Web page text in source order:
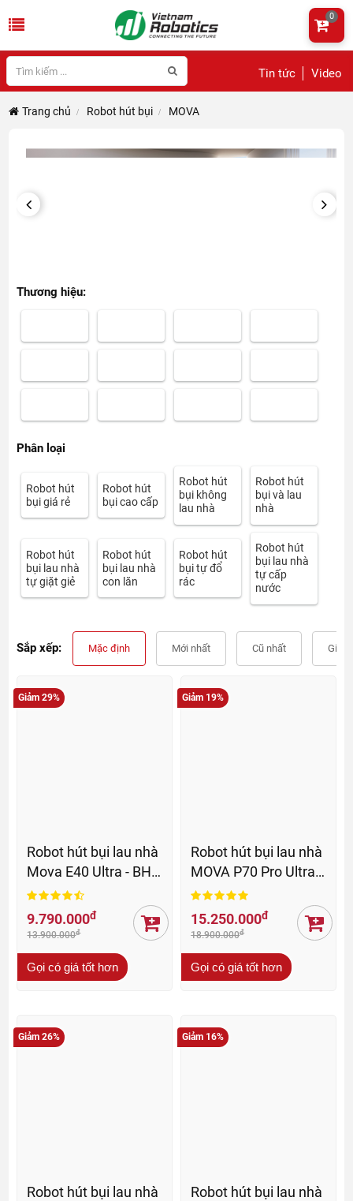
Tin tức Video
0
Trang chủ Robot hút bụi MOVA
PREVIOUS NEXT
Thương hiệu:
Phân loại
Robot hút
bụi giá rẻ
Robot hút
bụi cao cấp
Robot hút
bụi không
lau nhà
Robot hút
bụi và lau
nhà
Robot hút
bụi lau nhà
tự giặt giẻ
Robot hút
bụi lau nhà
con lăn
Robot hút
bụi tự đổ
rác
Robot hút
bụi lau nhà
tự cấp
nước
Sắp xếp: Mặc định Mới nhất Cũ nhất Giá
Giảm 29%
Robot hút bụi lau nhà
Mova E40 Ultra - BH
36 tháng
9.790.000đ
13.900.000đ
Gọi có giá tốt hơn
Giảm 19%
Robot hút bụi lau nhà
MOVA P70 Pro Ultra -
BH 36 Th
15.250.000đ
18.900.000đ
Gọi có giá tốt hơn
Giảm 26%
Robot hút bụi lau nhà
Giảm 16%
Robot hút bụi lau nhà